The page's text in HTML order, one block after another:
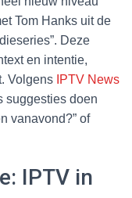
Tom Hanks uit de
Deze
en intentie,
Volgens IPTV News
suggesties doen
vanavond?” of
IPTV in